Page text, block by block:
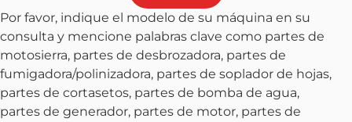
Por favor, indique el modelo de su máquina en su
consulta y mencione palabras clave como partes de
motosierra, partes de desbrozadora, partes de
fumigadora/polinizadora, partes de soplador de hojas,
partes de cortasetos, partes de bomba de agua,
partes de generador, partes de motor, partes de